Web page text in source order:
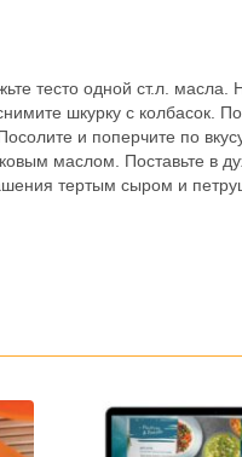
тесто одной ст.л.
шкурку с колбасок.
и поперчите по
маслом. Поставьте в
тертым сыром и